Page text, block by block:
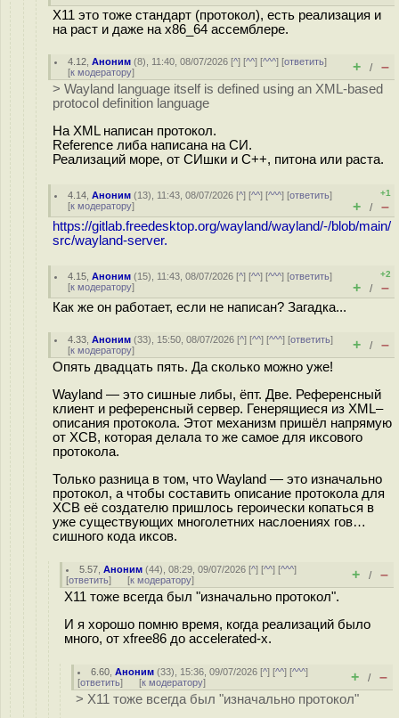
X11 это тоже стандарт (протокол), есть реализация и
на раст и даже на x86_64 ассемблере.
4.12 ,Аноним (8), 11:40, 08/07/2026 [^] [^^] [^^^] [ответить]
[к модератору] + / –
> Wayland language itself is defined using an XML-based
protocol definition language
На XML написан протокол.
Reference либа написана на СИ.
Реализаций море, от СИшки и С++, питона или раста.
4.14 ,Аноним (13), 11:43, 08/07/2026 [^] [^^] [^^^] [ответить]
[к модератору]
+1
+ / –
https://gitlab.freedesktop.org/wayland/wayland/-/blob/main/
src/wayland-server.
4.15 ,Аноним (15), 11:43, 08/07/2026 [^] [^^] [^^^] [ответить]
[к модератору]
+2
+ / –
Как же он работает, если не написан? Загадка...
4.33 ,Аноним (33), 15:50, 08/07/2026 [^] [^^] [^^^] [ответить]
[к модератору] + / –
Опять двадцать пять. Да сколько можно уже!
Wayland — это сишные либы, ёпт. Две. Референсный
клиент и референсный сервер. Генерящиеся из XML–
описания протокола. Этот механизм пришёл напрямую
от XCB, которая делала то же самое для иксового
протокола.
Только разница в том, что Wayland — это изначально
протокол, а чтобы составить описание протокола для
XCB её создателю пришлось героически копаться в
уже существующих многолетних наслоениях гов…
сишного кода иксов.
5.57 ,Аноним (44), 08:29, 09/07/2026 [^] [^^] [^^^]
[ответить] [к модератору] + / –
X11 тоже всегда был "изначально протокол".
И я хорошо помню время, когда реализаций было
много, от xfree86 до accelerated-x.
6.60 ,Аноним (33), 15:36, 09/07/2026 [^] [^^] [^^^]
[ответить] [к модератору] + / –
> X11 тоже всегда был "изначально протокол"